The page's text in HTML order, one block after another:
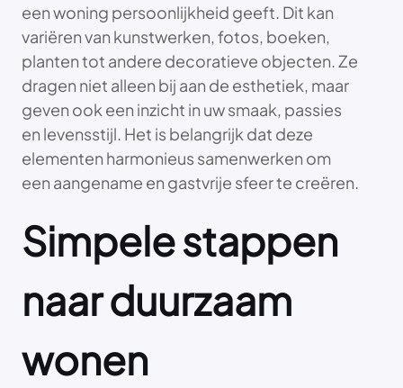
een woning persoonlijkheid geeft. Dit kan
variëren van kunstwerken, fotos, boeken,
planten tot andere decoratieve objecten. Ze
dragen niet alleen bij aan de esthetiek, maar
geven ook een inzicht in uw smaak, passies
en levensstijl. Het is belangrijk dat deze
elementen harmonieus samenwerken om
een ​​aangename en gastvrije sfeer te creëren.
Simpele stappen
naar duurzaam
wonen